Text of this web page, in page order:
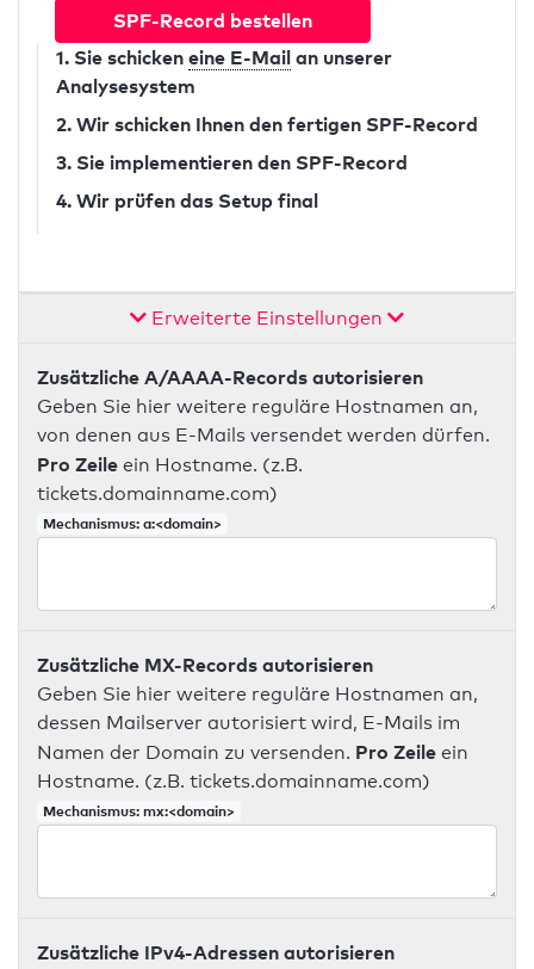
SPF-Record bestellen
1. Sie schicken eine E-Mail an unserer
Analysesystem
2. Wir schicken Ihnen den fertigen SPF-Record
3. Sie implementieren den SPF-Record
4. Wir prüfen das Setup final
Erweiterte Einstellungen
Zusätzliche A/AAAA-Records autorisieren
Geben Sie hier weitere reguläre Hostnamen an,
von denen aus E-Mails versendet werden dürfen.
Pro Zeile ein Hostname. (z.B.
tickets.domainname.com)
Mechanismus: a:<domain>
Zusätzliche MX-Records autorisieren
Geben Sie hier weitere reguläre Hostnamen an,
dessen Mailserver autorisiert wird, E-Mails im
Namen der Domain zu versenden. Pro Zeile ein
Hostname. (z.B. tickets.domainname.com)
Mechanismus: mx:<domain>
Zusätzliche IPv4-Adressen autorisieren